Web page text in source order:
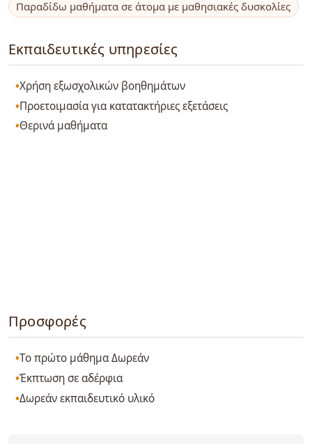
Παραδίδω μαθήματα σε άτομα με μαθησιακές δυσκολίες
Εκπαιδευτικές υπηρεσίες
Χρήση εξωσχολικών βοηθημάτων
Προετοιμασία για κατατακτήριες εξετάσεις
Θερινά μαθήματα
Προσφορές
Το πρώτο μάθημα Δωρεάν
Έκπτωση σε αδέρφια
Δωρεάν εκπαιδευτικό υλικό